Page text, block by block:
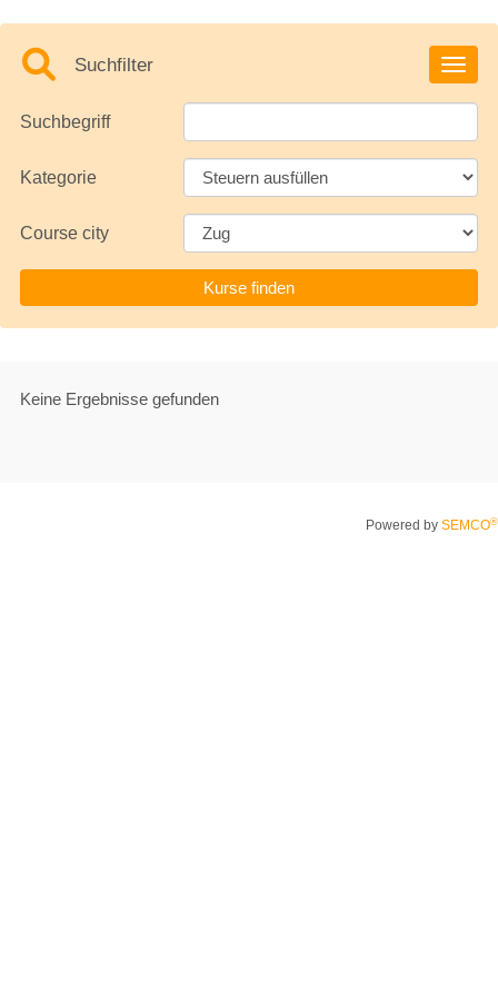
Suchfilter
Suchbegriff
Kategorie
Course city
Keine Ergebnisse gefunden
Powered by SEMCO®